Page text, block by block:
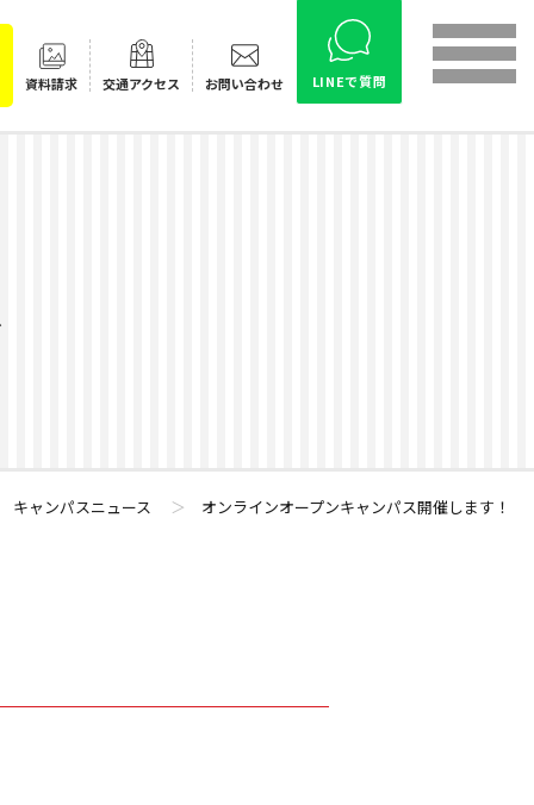
資料請求 交通アクセス お問い合わせ LINEで質問
キャンパスニュース ＞ オンラインオープンキャンパス開催します！